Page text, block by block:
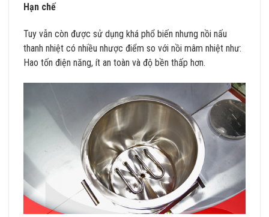
Hạn chế
Tuy vẫn còn được sử dụng khá phổ biến nhưng nồi nấu
thanh nhiệt có nhiều nhược điểm so với nồi mâm nhiệt như:
Hao tốn điện năng, ít an toàn và độ bền thấp hơn.